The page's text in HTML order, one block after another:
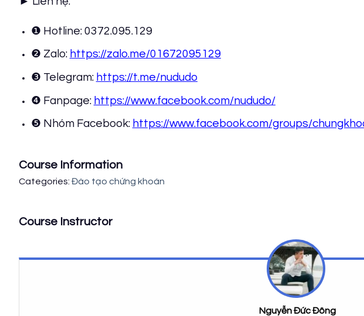
❶ Hotline: 0372.095.129
❷ Zalo: https://zalo.me/01672095129
❸ Telegram: https://t.me/nududo
❹ Fanpage: https://www.facebook.com/nududo/
❺ Nhóm Facebook: https://www.facebook.com/groups/
Course Information
Categories: Đào tạo chứng khoán
Course Instructor
Nguyễn Đức Đông